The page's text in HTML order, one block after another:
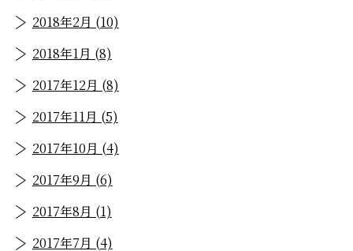
2018年2月 (10)
2018年1月 (8)
2017年12月 (8)
2017年11月 (5)
2017年10月 (4)
2017年9月 (6)
2017年8月 (1)
2017年7月 (4)